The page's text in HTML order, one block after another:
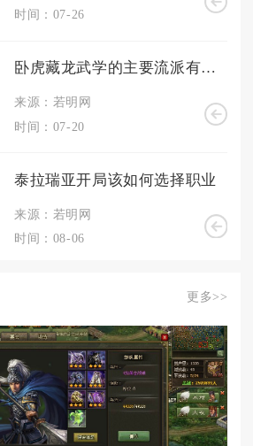
时间：07-26
卧虎藏龙武学的主要流派有哪些
来源：若明网
时间：07-20
泰拉瑞亚开局该如何选择职业
来源：若明网
时间：08-06
更多>>